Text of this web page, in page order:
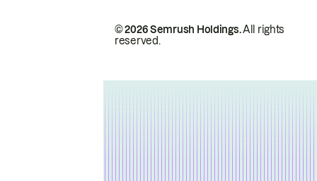
© 2026 Semrush Holdings.All rights
reserved.